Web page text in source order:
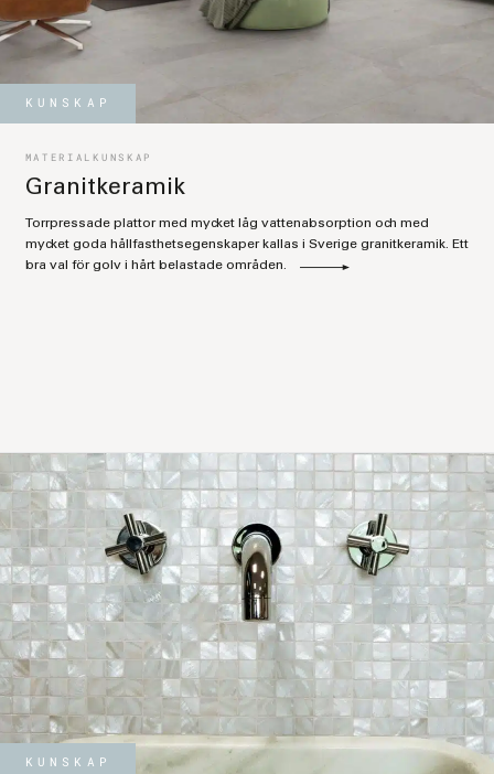
KUNSKAP
MATERIALKUNSKAP
Granitkeramik
Torrpressade plattor med mycket låg vattenabsorption och med
mycket goda hållfasthetsegenskaper kallas i Sverige granitkeramik. Ett
bra val för golv i hårt belastade områden.
KUNSKAP